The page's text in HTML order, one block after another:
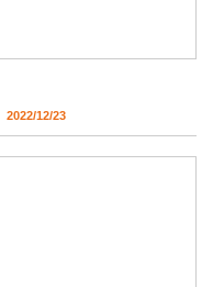
2022/12/23